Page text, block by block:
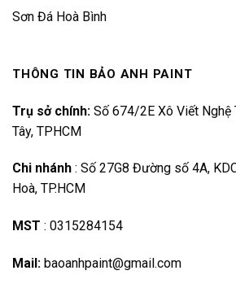
Sơn Đá Hoà Bình
THÔNG TIN BẢO ANH PAINT
Trụ sở chính: Số 674/2E Xô Viết Nghệ
Tây, TPHCM
Chi nhánh : Số 27G8 Đường số 4A,
Hoà, TP.HCM
MST : 0315284154
Mail: baoanhpaint@gmail.com